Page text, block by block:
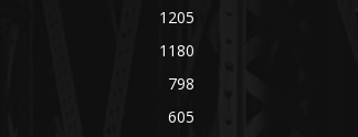
1205
1180
798
605